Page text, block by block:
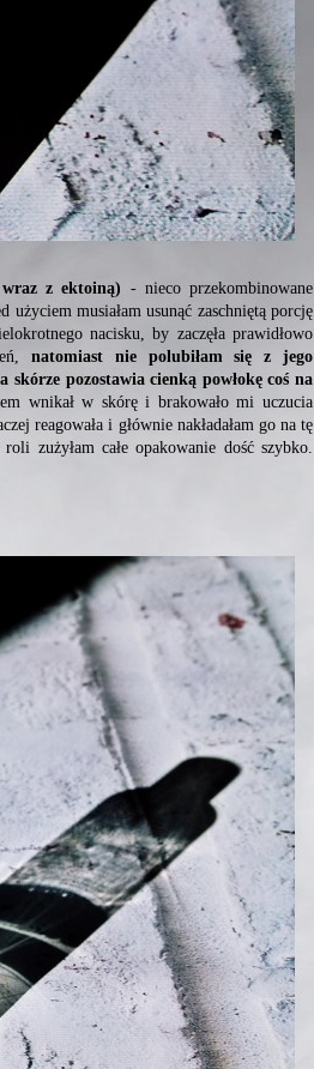
z ektoiną) - nieco przekombinowane
musiałam usunąć zaschniętą porcję
nacisku, by zaczęła prawidłowo
natomiast nie polubiłam się z jego
pozostawia cienką powłokę coś na
wnikał w skórę i brakowało mi uczucia
reagowała i głównie nakładałam go na tę
zużyłam całe opakowanie dość szybko.